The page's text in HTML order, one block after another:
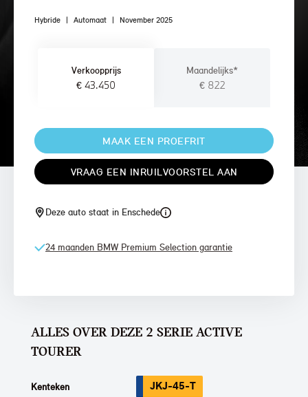
Hybride | Automaat | November 2025
Verkoopprijs
€ 43.450
Maandelijks*
€ 822
MAAK EEN PROEFRIT
VRAAG EEN INRUILVOORSTEL AAN
Deze auto staat in Enschede
24 maanden BMW Premium Selection garantie
ALLES OVER DEZE 2 SERIE ACTIVE
TOURER
Kenteken JKJ-45-T